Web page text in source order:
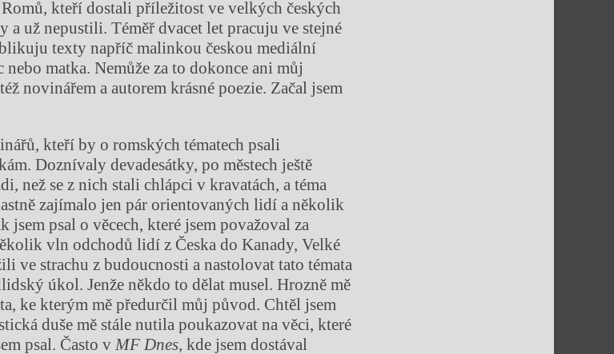
Romů, kteří dostali příležitost ve velkých českých
a už nepustili. Téměř dvacet let pracuju ve stejné
texty napříč malinkou českou mediální
nebo matka. Nemůže za to dokonce ani můj
novinářem a autorem krásné poezie. Začal jsem
kteří by o romských tématech psali
Doznívaly devadesátky, po městech ještě
než se z nich stali chlápci v kravatách, a téma
zajímalo jen pár orientovaných lidí a několik
psal o věcech, které jsem považoval za
vln odchodů lidí z Česka do Kanady, Velké
ve strachu z budoucnosti a nastolovat tato témata
úkol. Jenže někdo to dělat musel. Hrozně mě
ke kterým mě předurčil můj původ. Chtěl jsem
duše mě stále nutila poukazovat na věci, které
psal. Často v MF Dnes, kde jsem dostával